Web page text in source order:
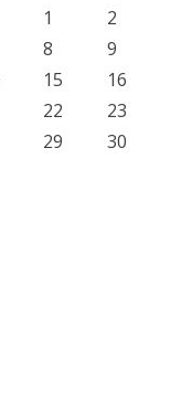
1
2
8
9
15
16
22
23
29
30